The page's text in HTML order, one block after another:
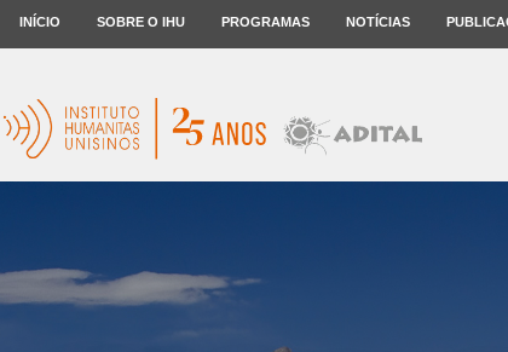
INÍCIO SOBRE O IHU PROGRAMAS NOTÍCIAS